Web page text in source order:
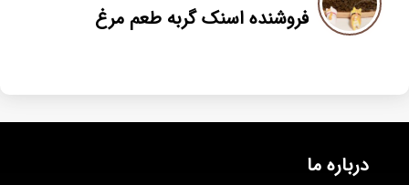
فروشنده اسنک گربه طعم مرغ
درباره ما